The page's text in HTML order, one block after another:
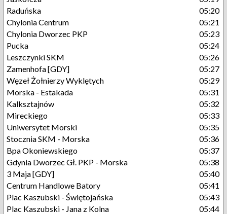
Raduńska
05:20
Chylonia Centrum
05:21
Chylonia Dworzec PKP
05:23
Pucka
05:24
Leszczynki SKM
05:26
Zamenhofa [GDY]
05:27
Węzeł Żołnierzy Wyklętych
05:29
Morska - Estakada
05:31
Kalksztajnów
05:32
Mireckiego
05:33
Uniwersytet Morski
05:35
Stocznia SKM - Morska
05:36
Bpa Okoniewskiego
05:37
Gdynia Dworzec Gł. PKP - Morska
05:38
3 Maja [GDY]
05:40
Centrum Handlowe Batory
05:41
Plac Kaszubski - Świętojańska
05:43
Plac Kaszubski - Jana z Kolna
05:44